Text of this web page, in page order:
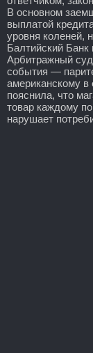
В основном
выплатой
уровня коленей,
Балтийский Банк
Арбитражный
события —
американскому в
пояснила, что
товар каждому
нарушает